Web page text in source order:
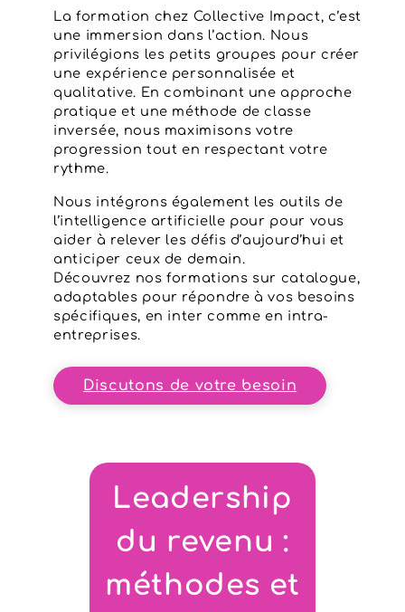
La formation chez Collective Impact, c’est
une immersion dans l’action. Nous
privilégions les petits groupes pour créer
une expérience personnalisée et
qualitative. En combinant une approche
pratique et une méthode de classe
inversée, nous maximisons votre
progression tout en respectant votre
rythme.
Nous intégrons également les outils de
l’intelligence artificielle pour pour vous
aider à relever les défis d’aujourd’hui et
anticiper ceux de demain.
Découvrez nos formations sur catalogue,
adaptables pour répondre à vos besoins
spécifiques, en inter comme en intra-
entreprises.
Discutons de votre besoin
Leadership
du revenu :
méthodes et